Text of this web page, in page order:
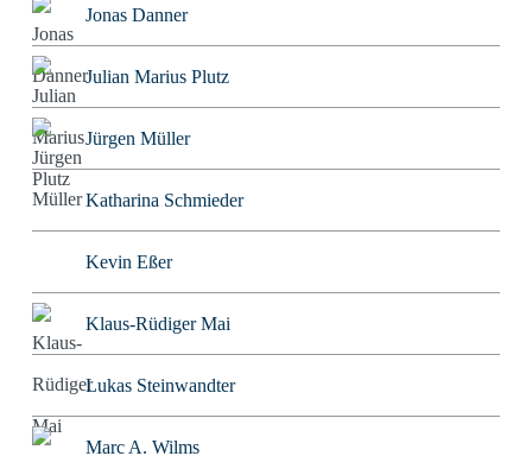
Jonas Danner
Julian Marius Plutz
Jürgen Müller
Katharina Schmieder
Kevin Eßer
Klaus-Rüdiger Mai
Lukas Steinwandter
Marc A. Wilms